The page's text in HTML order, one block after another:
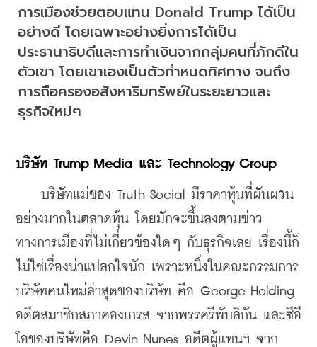
การเมืองช่วยตอบแทน Donald Trump ได้เป็น
อย่างดี โดยเฉพาะอย่างยิ่งการได้เป็น
ประธานาธิบดีและการทำเงินจากกลุ่มคนที่ภักดีใน
ตัวเขา โดยเขาเองเป็นตัวกำหนดทิศทาง จนถึง
การถือครองอสังหาริมทรัพย์ในระยะยาวและ
ธุรกิจใหม่ๆ
บริษัท Trump Media และ Technology Group
บริษัทแม่ของ Truth Social มีราคาหุ้นท่ี่ผันผวน
อย่างมากในตลาดหุ้น โดยมักจะขึ้นลงตามข่าว
ทางการเมืองที่ไม่เก่ี่ยวข้องใดๆ กับธุรกิจเลย เรื่องนี้ก็
ไม่ใช่เรื่องน่าแปลกใจนัก เพราะหนึ่งในคณะกรรมการ
บริษัทคนใหม่ล่าสุดของบริษัท คือ George Holding
อดีตสมาชิกสภาคองเกรส จากพรรครีพับลิกัน และซีอี
โอของบริษัทคือ Devin Nunes อดีตผู้แทนฯ จาก